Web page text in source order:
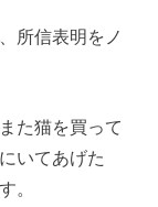
所信表明をノ
た猫を買って
いてあげた
。